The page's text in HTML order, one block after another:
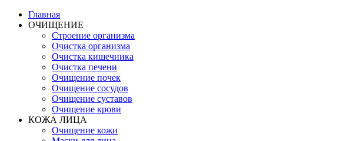
Главная
ОЧИЩЕНИЕ
Строение организма
Очистка организма
Очистка кишечника
Очистка печени
Очищение почек
Очищение сосудов
Очищение суставов
Очищение крови
КОЖА ЛИЦА
Очищение кожи